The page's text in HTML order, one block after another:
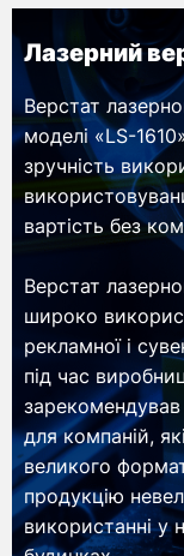
Лазерний
Верстат
моделі «LS-
зручність
вартість без
Верстат
широко
рекламної і
під час
для компаній,
великого
продукцію
використанні у